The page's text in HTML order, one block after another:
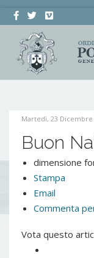
Martedì, 23 Dicembre
Buon
dimensione
Stampa
Email
Commenta
Vota questo